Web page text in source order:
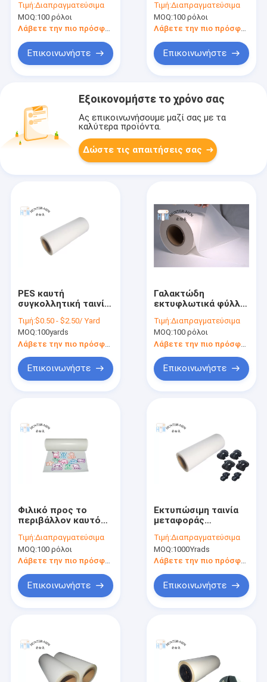
Προϊόντα
Περίπου εμείς
μετάλλων για το
μπάλωμα Appliques
κεντητικής
θερμότητας 80mic
Τιμή:Διαπραγματεύσιμα
MOQ:100 ρόλοι
Λάβετε την πιο πρόσφατη τιμή
Επικοινωνήστε
ταινιών εγγράφου
θερμικό
συγκολλητικό/υλικά
ύφασμα
Τιμή:Διαπραγματεύσιμα
MOQ:100 ρόλοι
Λάβετε την πιο πρόσφατη τιμή
Επικοινωνήστε
Εξοικονομήστε το χρόνο σας
Ας επικοινωνήσουμε μαζί σας με τα
καλύτερα προϊόντα.
Δώστε τις απαιτήσεις σας
PES καυτή
συγκολλητική ταινία
μετάλλων για τη
σύνδεση των μη
υφανθε'ντων
υφασμάτων
Τιμή:$0.50 - $2.50/ Yard
MOQ:100yards
Λάβετε την πιο πρόσφατη τιμή
Επικοινωνήστε
Γαλακτώδη
εκτυφλωτικά φύλλα
λειωμένων
μετάλλων PES
μήκους ναυπηγείων
ταινία για την
κεντημένη γόμμα
κεφαλαίου
Τιμή:Διαπραγματεύσιμα
MOQ:100 ρόλοι
Επικοινωνήστε
Φιλικό προς το
περιβάλλον καυτό
Adheisve λειωμένων
μετάλλων για το
όνομα Patchs
Τιμή:Διαπραγματεύσιμα
MOQ:100 ρόλοι
Λάβετε την πιο πρόσφατη τιμή
Επικοινωνήστε
Εκτυπώσιμη ταινία
μεταφοράς
πολυεστέρα
Τιμή:Διαπραγματεύσιμα
MOQ:1000Yrads
Λάβετε την πιο πρόσφατη τιμή
Επικοινωνήστε